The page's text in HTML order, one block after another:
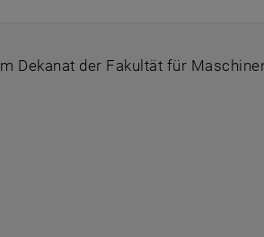
Dekanat der Fakultät für